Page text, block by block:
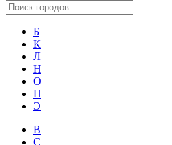
Б
К
Л
Н
О
П
Э
B
C